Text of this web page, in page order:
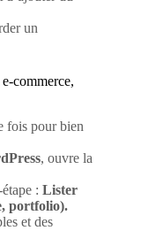
un
commerce,
fois pour bien
, ouvre la
: Lister
portfolio).
et des